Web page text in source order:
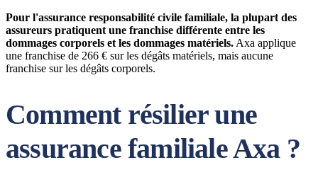
Pour l'assurance responsabilité civile familiale, la plupart des
assureurs pratiquent une franchise différente entre les
dommages corporels et les dommages matériels. Axa applique
une franchise de 266 € sur les dégâts matériels, mais aucune
franchise sur les dégâts corporels.
Comment résilier une
assurance familiale Axa ?